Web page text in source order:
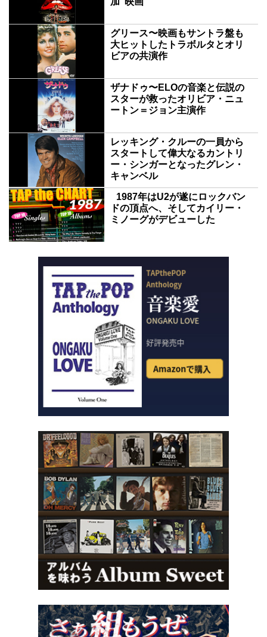
グリース〜映画もサントラ盤も
大ヒットしたトラボルタとオリ
ビアの共演作
ザナドゥ〜ELOの音楽と伝説の
スターが救ったオリビア・ニュ
ートン＝ジョン主演作
レッキング・クルーの一員から
スタートして偉大なるカントリ
ー・シンガーとなったグレン・
キャンベル
1987年はU2が遂にロックバン
ドの頂点へ、そしてカイリー・
ミノーグがデビューした